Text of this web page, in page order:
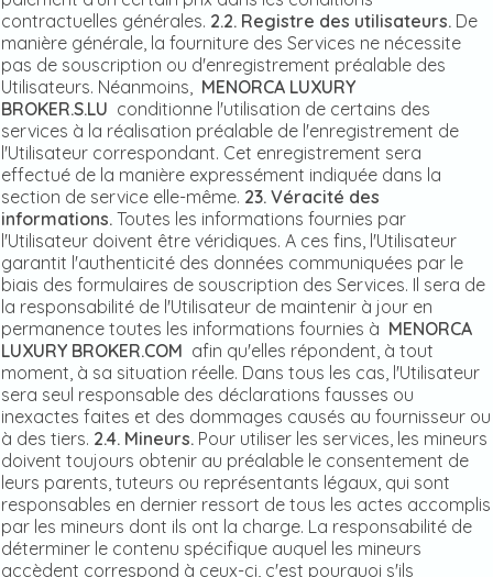
contractuelles générales. 2.2. Registre des utilisateurs. De
manière générale, la fourniture des Services ne nécessite
pas de souscription ou d'enregistrement préalable des
Utilisateurs. Néanmoins, MENORCA LUXURY
BROKER.S.LU conditionne l'utilisation de certains des
services à la réalisation préalable de l'enregistrement de
l'Utilisateur correspondant. Cet enregistrement sera
effectué de la manière expressément indiquée dans la
section de service elle-même. 23. Véracité des
informations. Toutes les informations fournies par
l'Utilisateur doivent être véridiques. A ces fins, l'Utilisateur
garantit l'authenticité des données communiquées par le
biais des formulaires de souscription des Services. Il sera de
la responsabilité de l'Utilisateur de maintenir à jour en
permanence toutes les informations fournies à MENORCA
LUXURY BROKER.COM afin qu'elles répondent, à tout
moment, à sa situation réelle. Dans tous les cas, l'Utilisateur
sera seul responsable des déclarations fausses ou
inexactes faites et des dommages causés au fournisseur ou
à des tiers. 2.4. Mineurs. Pour utiliser les services, les mineurs
doivent toujours obtenir au préalable le consentement de
leurs parents, tuteurs ou représentants légaux, qui sont
responsables en dernier ressort de tous les actes accomplis
par les mineurs dont ils ont la charge. La responsabilité de
déterminer le contenu spécifique auquel les mineurs
accèdent correspond à ceux-ci, c'est pourquoi s'ils